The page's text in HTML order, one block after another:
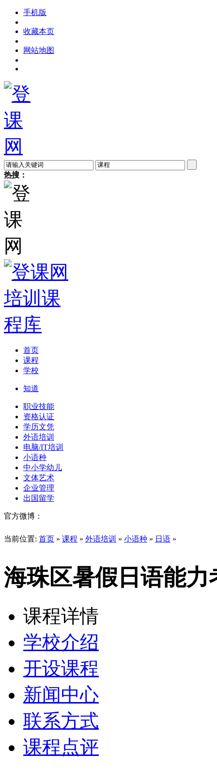
手机版
收藏本页
网站地图
热搜：
首页
课程
学校
知道
职业技能
资格认证
学历文凭
外语培训
电脑/IT培训
小语种
中小学幼儿
文体艺术
企业管理
出国留学
官方微博：
当前位置: 首页 » 课程 » 外语培训 » 小语种 » 日语 »
海珠区暑假日语能力
课程详情
学校介绍
开设课程
新闻中心
联系方式
课程点评